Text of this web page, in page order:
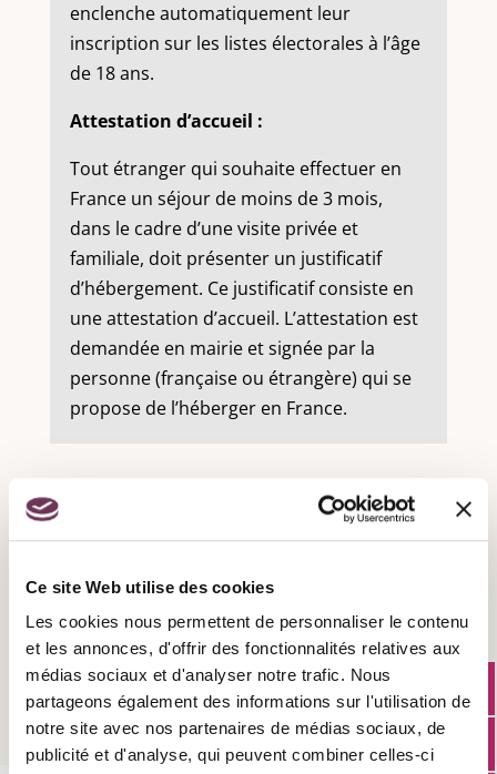
Ce site Web utilise des cookies
Les cookies nous permettent de personnaliser le contenu
et les annonces, d'offrir des fonctionnalités relatives aux
médias sociaux et d'analyser notre trafic. Nous
partageons également des informations sur l'utilisation de
notre site avec nos partenaires de médias sociaux, de
publicité et d'analyse, qui peuvent combiner celles-ci
enclenche automatiquement leur
inscription sur les listes électorales à l’âge
de 18 ans.
Attestation d’accueil :
Tout étranger qui souhaite effectuer en
France un séjour de moins de 3 mois,
dans le cadre d’une visite privée et
familiale, doit présenter un justificatif
d’hébergement. Ce justificatif consiste en
une attestation d’accueil. L’attestation est
demandée en mairie et signée par la
personne (française ou étrangère) qui se
propose de l’héberger en France.
Recensement militaire :
Attestation d'accueil :